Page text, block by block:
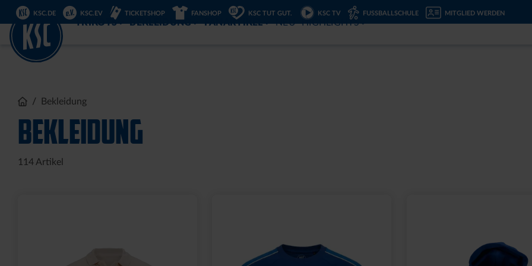
DIREKT
ZUM
INHALT
KSC.DE KSC.EV TICKETSHOP FANSHOP KSC TUT GUT. KSC TV FUSSBALLSCHULE MITGLIED WERDEN
Bekleidung
BEKLEIDUNG
114 Artikel